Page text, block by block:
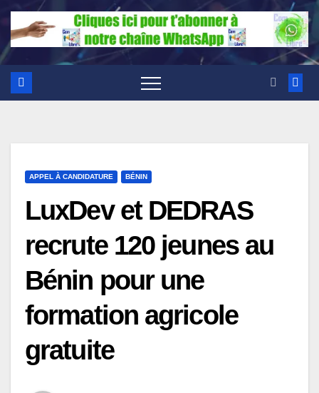
APPEL À CANDIDATURE BÉNIN
LuxDev et DEDRAS
recrute 120 jeunes au
Bénin pour une
formation agricole
gratuite